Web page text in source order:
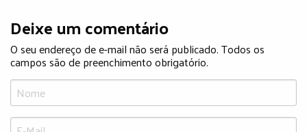
Deixe um comentário
O seu endereço de e-mail não será publicado. Todos os
campos são de preenchimento obrigatório.